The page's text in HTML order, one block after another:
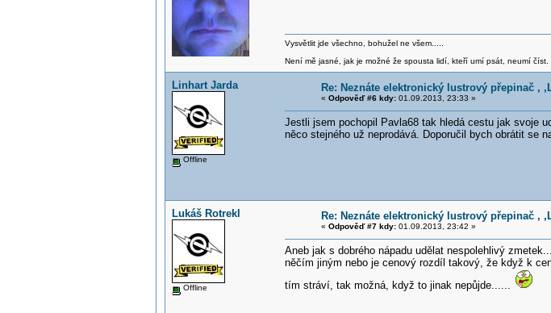
Vysvětlit jde všechno, bohužel ne všem.....
Není mě jasné, jak je možné že spousta lidí, kteří umí psát, neumí číst.
Linhart Jarda
Offline
Re: Neznáte elektronický lustrový přepinač ,
« Odpověď #6 kdy:01.09.2013, 23:33 »
Jestli jsem pochopil Pavla68 tak hledá cestu jak svoje
něco stejného už neprodává. Doporučil bych obrátit se
Lukáš Rotrekl
Offline
Re: Neznáte elektronický lustrový přepinač ,
« Odpověď #7 kdy:01.09.2013, 23:42 »
Aneb jak s dobrého nápadu udělat nespolehlivý
něčím jiným nebo je cenový rozdíl takový, že když k
tím stráví, tak možná, když to jinak nepůjde......